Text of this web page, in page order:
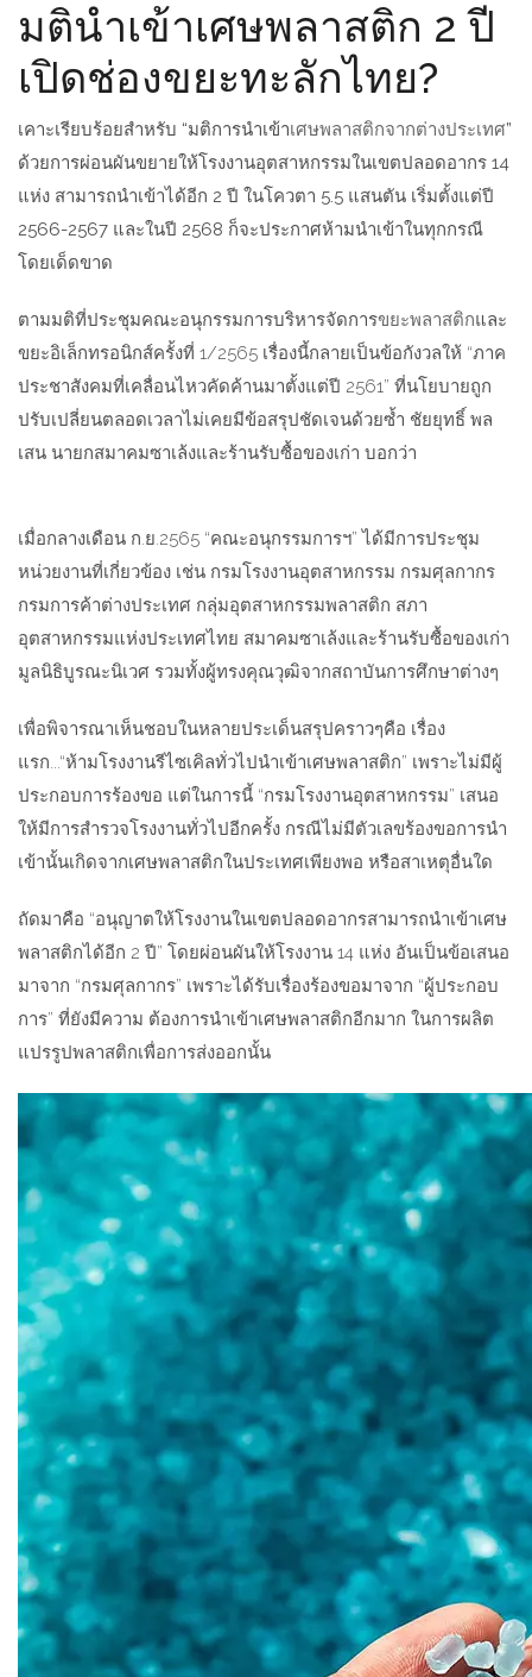
มตินำเข้าเศษพลาสติก 2 ปี
เปิดช่องขยะทะลักไทย?
เคาะเรียบร้อยสำหรับ “มติการนำเข้าเศษพลาสติกจากต่างประเทศ”
ด้วยการผ่อนผันขยายให้โรงงานอุตสาหกรรมในเขตปลอดอากร 14
แห่ง สามารถนำเข้าได้อีก 2 ปี ในโควตา 5.5 แสนตัน เริ่มตั้งแต่ปี
2566-2567 และในปี 2568 ก็จะประกาศห้ามนำเข้าในทุกกรณี
โดยเด็ดขาด
ตามมติที่ประชุมคณะอนุกรรมการบริหารจัดการขยะพลาสติกและ
ขยะอิเล็กทรอนิกส์ครั้งที่ 1/2565 เรื่องนี้กลายเป็นข้อกังวลให้ “ภาค
ประชาสังคมที่เคลื่อนไหวคัดค้านมาตั้งแต่ปี 2561” ที่นโยบายถูก
ปรับเปลี่ยนตลอดเวลาไม่เคยมีข้อสรุปชัดเจนด้วยซ้ำ ชัยยุทธิ์ พล
เสน นายกสมาคมซาเล้งและร้านรับซื้อของเก่า บอกว่า
เมื่อกลางเดือน ก.ย.2565 “คณะอนุกรรมการฯ” ได้มีการประชุม
หน่วยงานที่เกี่ยวข้อง เช่น กรมโรงงานอุตสาหกรรม กรมศุลกากร
กรมการค้าต่างประเทศ กลุ่มอุตสาหกรรมพลาสติก สภา
อุตสาหกรรมแห่งประเทศไทย สมาคมซาเล้งและร้านรับซื้อของเก่า
มูลนิธิบูรณะนิเวศ รวมทั้งผู้ทรงคุณวุฒิจากสถาบันการศึกษาต่างๆ
เพื่อพิจารณาเห็นชอบในหลายประเด็นสรุปคราวๆคือ เรื่อง
แรก...“ห้ามโรงงานรีไซเคิลทั่วไปนำเข้าเศษพลาสติก” เพราะไม่มีผู้
ประกอบการร้องขอ แต่ในการนี้ “กรมโรงงานอุตสาหกรรม” เสนอ
ให้มีการสำรวจโรงงานทั่วไปอีกครั้ง กรณีไม่มีตัวเลขร้องขอการนำ
เข้านั้นเกิดจากเศษพลาสติกในประเทศเพียงพอ หรือสาเหตุอื่นใด
ถัดมาคือ “อนุญาตให้โรงงานในเขตปลอดอากรสามารถนำเข้าเศษ
พลาสติกได้อีก 2 ปี” โดยผ่อนผันให้โรงงาน 14 แห่ง อันเป็นข้อเสนอ
มาจาก “กรมศุลกากร” เพราะได้รับเรื่องร้องขอมาจาก “ผู้ประกอบ
การ” ที่ยังมีความ ต้องการนำเข้าเศษพลาสติกอีกมาก ในการผลิต
แปรรูปพลาสติกเพื่อการส่งออกนั้น